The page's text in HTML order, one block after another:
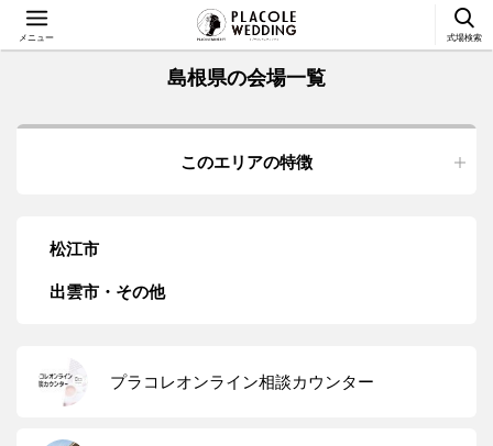
メニュー 式場検索
島根県の会場一覧
このエリアの特徴
松江市
出雲市・その他
プラコレオンライン相談カウンター